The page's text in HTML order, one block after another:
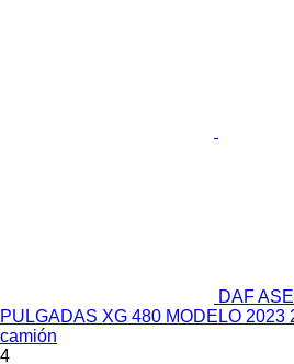
DAF
PULGADAS XG 480 MODELO 2023
camión
4